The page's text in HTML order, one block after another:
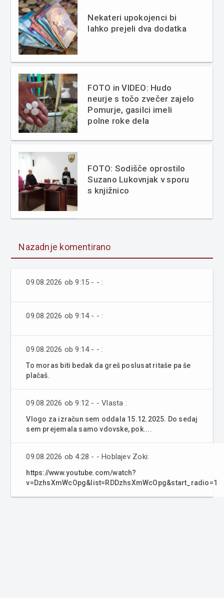
Nekateri upokojenci bi
lahko prejeli dva dodatka
FOTO in VIDEO: Hudo
neurje s točo zvečer zajelo
Pomurje, gasilci imeli
polne roke dela
FOTO: Sodišče oprostilo
Suzano Lukovnjak v sporu
s knjižnico
Nazadnje komentirano
09.08.2026 ob 9:15 - - :
09.08.2026 ob 9:14 - - :
09.08.2026 ob 9:14 - - :
To moras biti bedak da greš poslusat ritaše pa še
plačaš.
09.08.2026 ob 9:12 - - Vlasta :
Vlogo za izračun sem oddala 15.12.2025. Do sedaj
sem prejemala samo vdovske, pok....
09.08.2026 ob 4:28 - - Hoblajev Zoki:
https://www.youtube.com/watch?
v=DzhsXmWcOpg&list=RDDzhsXmWcOpg&start_radio=1